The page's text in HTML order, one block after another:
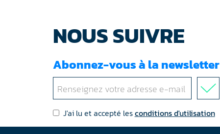
NOUS SUIVRE
Abonnez-vous à la newsletter
J'ai lu et accepté lesconditions d'utilisation